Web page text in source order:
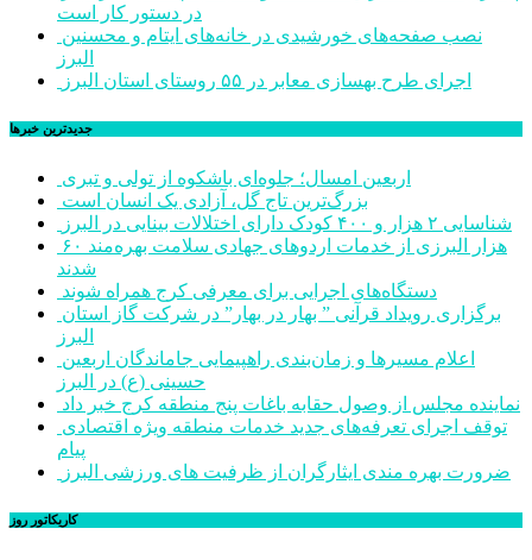
در دستور کار است
البرز
اجرای طرح بهسازی معابر در ۵۵ روستای استان البرز
جديدترين خبرها
اربعین امسال؛ جلوه‌ای باشکوه از تولی و تبری
بزرگ‌ترین تاج گل، آزادی یک انسان است
شناسایی ۲ هزار و ۴۰۰ کودک دارای اختلالات بینایی در البرز
۶۰ هزار البرزی از خدمات اردوهای جهادی سلامت بهره‌مند
شدند
دستگاه‌های اجرایی برای معرفی کرج همراه شوند
البرز
حسینی (ع) در البرز
نماینده مجلس از وصول حقابه باغات پنج منطقه کرج خبر داد
پیام
ضرورت بهره مندی ایثارگران از ظرفیت های ورزشی البرز
کاریکاتور روز